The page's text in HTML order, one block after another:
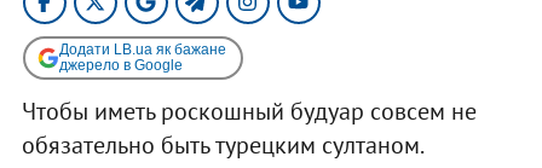
Додати LB.ua як бажане
джерело в Google
Чтобы иметь роскошный будуар совсем не
обязательно быть турецким султаном.